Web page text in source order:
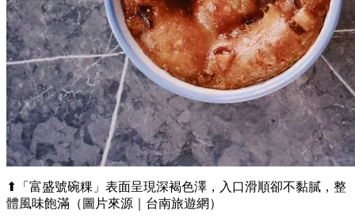
⬆「富盛號碗粿」表面呈現深褐色澤，入口滑順卻不黏膩，整
體風味飽滿（圖片來源｜台南旅遊網）